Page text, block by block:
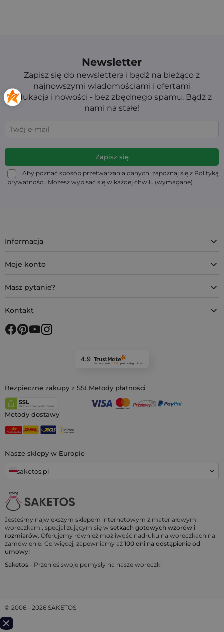
Newsletter
Zapisz się do newslettera i bądź na bieżąco z
najnowszymi wiadomościami i ofertami
Edukacja i nowości - bez zbędnego spamu. Bądź z
nami na stałe!
Aby poznać sposób przetwarzania danych, zapoznaj się z Polityką
prywatności. Możesz wypisać się w każdej chwili. (wymagane)
Jesteśmy największym sklepem internetowym z materiałowymi
woreczkami, specjalizującym się w setkach gotowych wzorów i
rozmiarów. Oferujemy również możliwość nadruku na woreczkach na
zamówienie. Co więcej, zapewniamy aż 100 dni na odstąpienie od
umowy!
Saketos - Przenieś swoje pomysły na nasze woreczki
Nasze sklepy w Europie
saketos.pl
Informacja
Moje konto
Masz pytanie?
Kontakt
4.9
Na podstawie 11 932opiniiz całego okresu
Bezpieczne zakupy z SSLMetody płatności
Metody dostawy
© 2006 - 2026 SAKETOS